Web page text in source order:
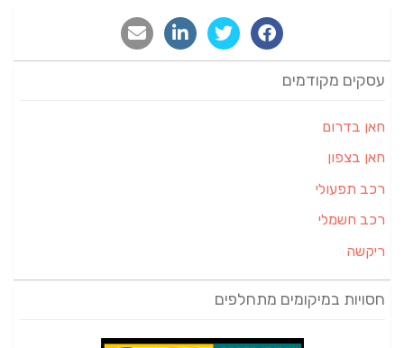
עסקים מקודמים
חאן בדרום
חאן בצפון
רכב תפעולי
רכב חשמלי
ריקשה
חסויות במיקומים מתחלפים